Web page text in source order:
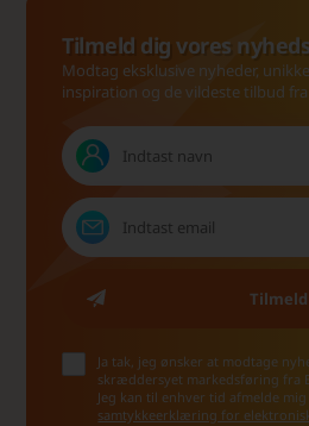
Tilmeld dig vores
Modtag eksklusive nyheder,
inspiration og de vildeste tilbud fra
Ja tak, jeg ønsker at modtage
skræddersyet markedsføring fra
Jeg kan til enhver tid afmelde
samtykkeerklæring for